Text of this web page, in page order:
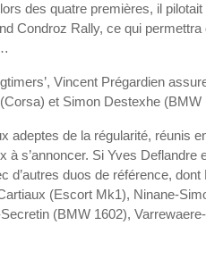
des quatre premières, il
Condroz Rally, ce qui
Vincent Prégardien
et Simon Destexhe
adeptes de la régularité, réunis
à s’annoncer. Si Yves
d’autres duos de référence,
(Escort Mk1), Ninane-
(BMW 1602),